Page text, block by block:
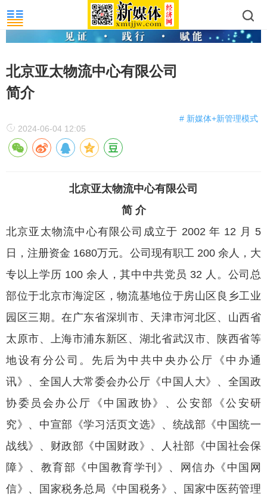
北京亚太物流中心有限公司
简介
# 新媒体+新管理模式
2024-06-04 12:05
北京亚太物流中心有限公司
简 介
北京亚太物流中心有限公司成立于 2002 年 12 月 5
日，注册资金 1680万元。公司现有职工 200 余人，大
专以上学历 100 余人，其中中共党员 32 人。公司总
部位于北京市海淀区，物流基地位于房山区良乡工业
园区三期。在广东省深圳市、天津市河北区、山西省
太原市、上海市浦东新区、湖北省武汉市、陕西省等
地设有分公司。先后为中共中央办公厅《中办通
讯》、全国人大常委会办公厅《中国人大》、全国政
协委员会办公厅《中国政协》、公安部《公安研
究》、中宣部《学习活页文选》、统战部《中国统一
战线》、财政部《中国财政》、人社部《中国社会保
障》、教育部《中国教育学刊》、网信办《中国网
信》、国家税务总局《中国税务》、国家中医药管理